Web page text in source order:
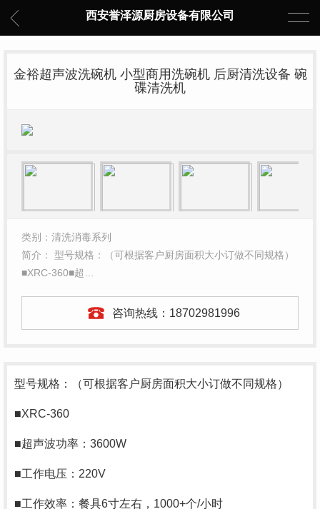
西安誉泽源厨房设备有限公司
金裕超声波洗碗机 小型商用洗碗机 后厨清洗设备 碗
碟清洗机
类别：清洗消毒系列
简介： 型号规格：（可根据客户厨房面积大小订做不同规格）
■XRC-360■超…
咨询热线： 18702981996
型号规格：（可根据客户厨房面积大小订做不同规格）
■XRC-360
■超声波功率：3600W
■工作电压：220V
■工作效率：餐具6寸左右，1000+个/小时